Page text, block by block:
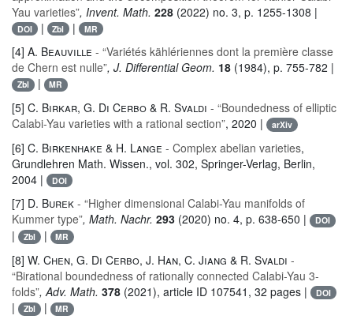
Yau varieties”, Invent. Math. 228 (2022) no. 3, p. 1255-1308 |
DOI | Zbl | MR
[4] A. Beauville - “Variétés kählériennes dont la première classe
de Chern est nulle”, J. Differential Geom. 18 (1984), p. 755-782 |
Zbl | MR
[5] C. Birkar, G. Di Cerbo & R. Svaldi - “Boundedness of elliptic
Calabi-Yau varieties with a rational section”, 2020 | arXiv
[6] C. Birkenhake & H. Lange - Complex abelian varieties,
Grundlehren Math. Wissen., vol. 302, Springer-Verlag, Berlin,
2004 |
DOI
[7] D. Burek - “Higher dimensional Calabi-Yau manifolds of
Kummer type”, Math. Nachr. 293 (2020) no. 4, p. 638-650 | DOI
| Zbl | MR
[8] W. Chen, G. Di Cerbo, J. Han, C. Jiang & R. Svaldi -
“Birational boundedness of rationally connected Calabi-Yau 3-
folds”, Adv. Math. 378 (2021), article ID 107541, 32 pages | DOI
| Zbl | MR